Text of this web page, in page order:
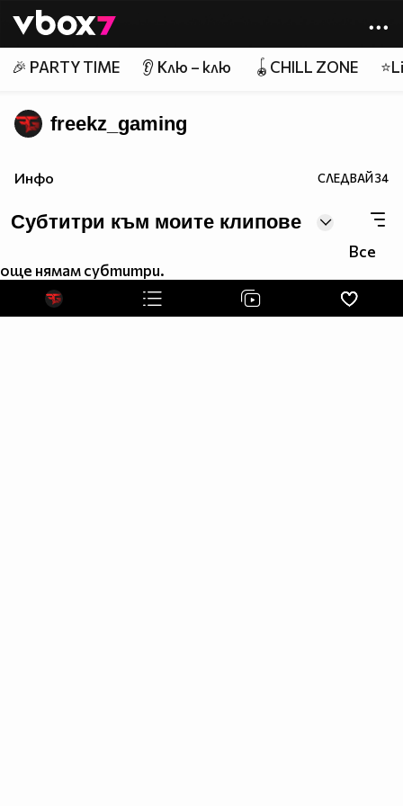
👾
🎉 PARTY TIME 👂 Клю – клю 🪀CHILL ZONE
freekz_gaming
Инфо СЛЕДВАЙ34
Субтитри към моите клипове
Все
още нямам субтитри.